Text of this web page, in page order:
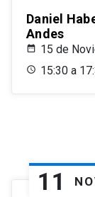
Daniel
Andes
15 de
15:30 a
11